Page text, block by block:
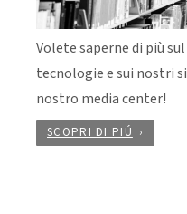
Volete saperne di più
tecnologie e sui nostri
nostro media center!
SCOPRI DI PIÚ